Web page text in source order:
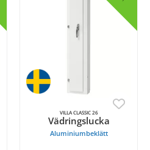
VILLA CLASSIC 26
Vädringslucka
Aluminiumbeklätt